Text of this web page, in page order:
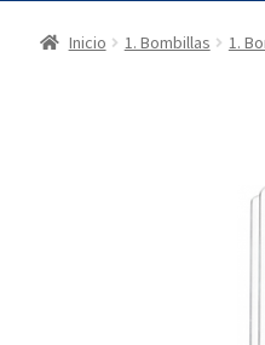
Inicio 1. Bombillas 1.